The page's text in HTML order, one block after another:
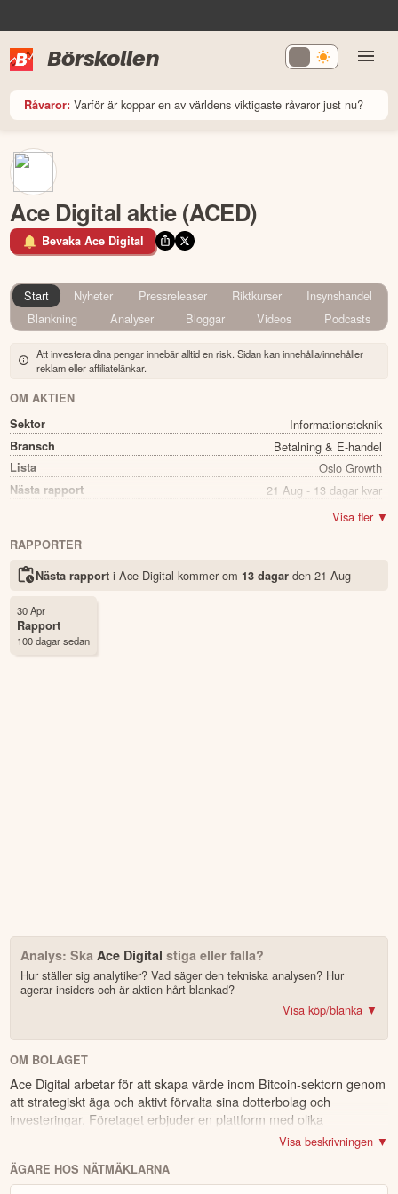
Börskollen
Råvaror: Varför är koppar en av världens viktigaste råvaror just nu?
Ace Digital aktie (ACED)
Bevaka Ace Digital
Start Nyheter Pressreleaser Riktkurser
Insynshandel
Blankning
Analyser Bloggar Videos Podcasts
Att investera dina pengar innebär alltid en risk. Sidan kan innehålla/innehåller
reklam eller affiliatelänkar.
OM AKTIEN
Sektor
Informationsteknik
Bransch Betalning & E-handel
Lista Oslo Growth
Nästa rapport 21 Aug - 13 dagar kvar
Nej
Status Noterad
Första handelsdag
Antal ägare Avanza
Visa fler ▼
RAPPORTER
Nästa rapport i Ace Digital kommer om 13 dagarden 21 Aug
30 Apr
Rapport
100 dagar sedan
Analys: Ska Ace Digital stiga eller falla?
Hur ställer sig analytiker? Vad säger den tekniska analysen? Hur
agerar insiders och är aktien hårt blankad?
erbjudandet!
4.2av 5
Trustpilot
10 000+ olika marknader samlade – aktier, ETF:er & krypto
För- & efterhandel på utvalda börser – ligg steget före
Visa köp/blanka ▼
OM BOLAGET
Ace Digital arbetar för att skapa värde inom Bitcoin-sektorn genom
att strategiskt äga och aktivt förvalta sina dotterbolag och
investeringar. Företaget erbjuder en plattform med olika
möjligheter kopplade till Bitcoin, och ger rådgivning och utbildning
till institutioner och företag. Samtidigt samlar Ace Digital på sig
Bitcoin som en del av sina tillgångar. Företagets huvudkontor
ligger i Oslo.
Visa beskrivningen ▼
ÄGARE HOS NÄTMÄKLARNA